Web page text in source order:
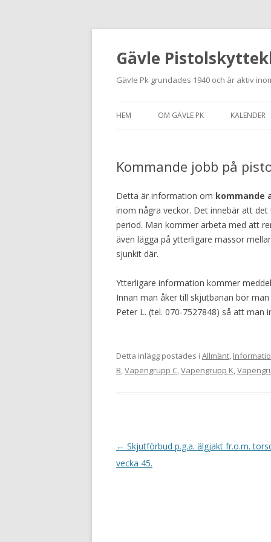
Gävle
Gävle Pk grundades 1940 och är aktiv
HEM OM GÄVLE PK
NYBÖRJARE
MEDLEMSANSÖKAN
KONTAKT
STADGAR
KALENDER
Kommande jobb på
Detta är information om kommande
inom några veckor. Det innebär att
period. Man kommer arbeta med att
även lägga på ytterligare massor
sjunkit där.
Ytterligare information kommer
Innan man åker till skjutbanan bör
Peter L. (tel. 070-7527848) så att man
Detta inlägg postades i Allmänt,
B,Vapengrupp C,Vapengrupp K,
I
n
← Skjutförbud p.g.a. älgjakt fr.o.m.
vecka 45.